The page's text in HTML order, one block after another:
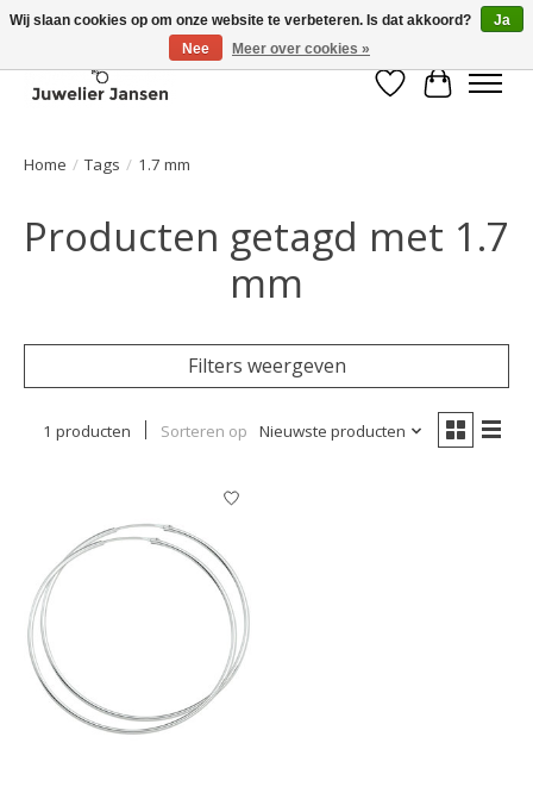
Verlanglijst
Home / Tags / 1.7 mm
Producten getagd met 1.7
mm
Filters weergeven
1 producten Sorteren op Nieuwste producten
Wij slaan cookies op om onze website te verbeteren. Is dat akkoord?
Ja
Nee
Meer over cookies »